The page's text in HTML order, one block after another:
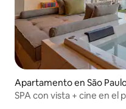
Apartamento en São
SPA con vista + cine en el